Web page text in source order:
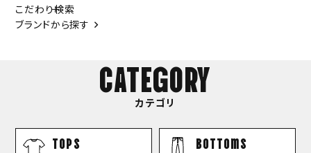
こだわり検索
ブランドから探す
CATEGORY
カテゴリ
TOPS bottoms